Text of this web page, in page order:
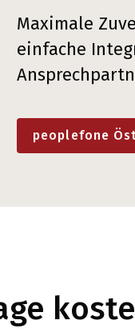
Maximale
einfache
peoplefone